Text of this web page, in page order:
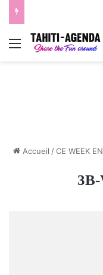
Menu
Accueil / CE WEEK
3B-